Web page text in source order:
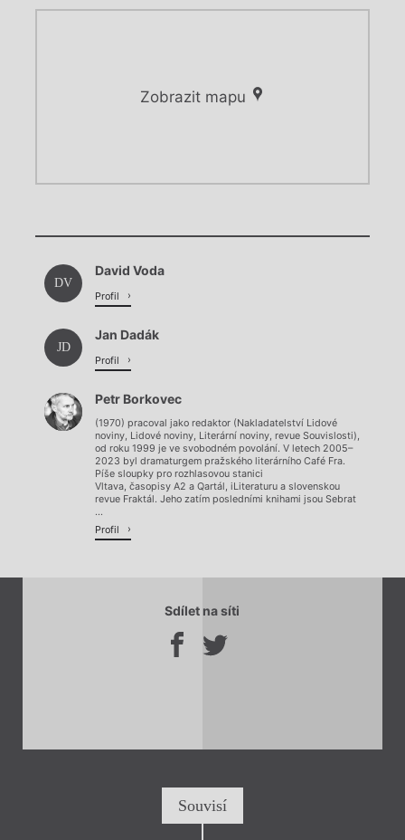
Zobrazit mapu
Chviličku.
DV
David Voda
Profil
JD
Jan Dadák
Profil
Petr Borkovec
(1970) pracoval jako redaktor (Nakladatelství Lidové
noviny, Lidové noviny, Literární noviny, revue Souvislosti),
od roku 1999 je ve svobodném povolání. V letech 2005–
2023 byl dramaturgem pražského literárního Café Fra.
Píše sloupky pro rozhlasovou stanici
Vltava, časopisy A2 a Qartál, iLiteraturu a slovenskou
revue Fraktál. Jeho zatím posledními knihami jsou Sebrat
...
Profil
Sdílet na síti
Souvisí